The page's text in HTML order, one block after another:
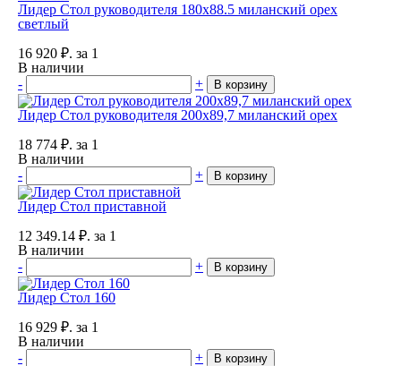
Лидер Стол руководителя 180x88.5 миланский орех
светлый
16 920 ₽. за 1
В наличии
-
+ В корзину
Лидер Стол руководителя 200x89,7 миланский орех
18 774 ₽. за 1
В наличии
-
+ В корзину
Лидер Стол приставной
12 349.14 ₽. за 1
В наличии
-
+ В корзину
Лидер Стол 160
16 929 ₽. за 1
В наличии
-
+ В корзину